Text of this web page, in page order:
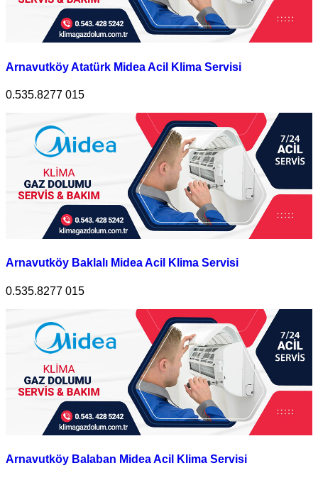
Arnavutköy Atatürk Midea Acil Klima Servisi
0.535.8277 015
Arnavutköy Baklalı Midea Acil Klima Servisi
0.535.8277 015
Arnavutköy Balaban Midea Acil Klima Servisi